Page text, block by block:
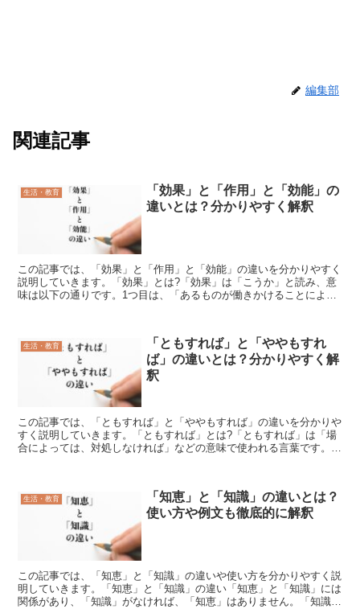
編集部
関連記事
生活・教育
「効果」と「作用」と「効能」の
違いとは？分かりやすく解釈
この記事では、「効果」と「作用」と「効能」の違いを分かりやすく
説明していきます。「効果」とは?「効果」は「こうか」と読み、意
味は以下の通りです。1つ目は、「あるものが働きかけることによっ
生活・教育
「ともすれば」と「ややもすれ
ば」の違いとは？分かりやすく解
釈
この記事では、「ともすれば」と「ややもすれば」の違いを分かりや
すく説明していきます。「ともすれば」とは?「ともすれば」は「場
合によっては、対処しなければ」などの意味で使われる言葉です。た
生活・教育
「知恵」と「知識」の違いとは？
使い方や例文も徹底的に解釈
この記事では、「知恵」と「知識」の違いや使い方を分かりやすく説
明していきます。「知恵」と「知識」の違い「知恵」と「知識」には
関係があり、「知識」がなければ、「知恵」はありません。「知識」